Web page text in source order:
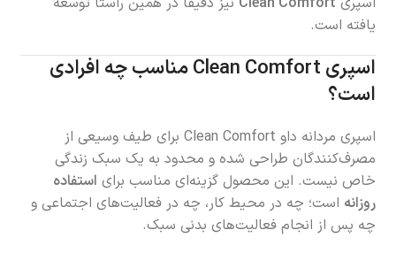
یافته است.
اسپری Clean Comfort مناسب چه افرادی
است؟
اسپری مردانه داو Clean Comfort برای طیف وسیعی از
مصرف‌کنندگان طراحی شده و محدود به یک سبک زندگی
خاص نیست. این محصول گزینه‌ای مناسب برای استفاده
روزانه است؛ چه در محیط کار، چه در فعالیت‌های اجتماعی و
چه پس از انجام فعالیت‌های بدنی سبک.